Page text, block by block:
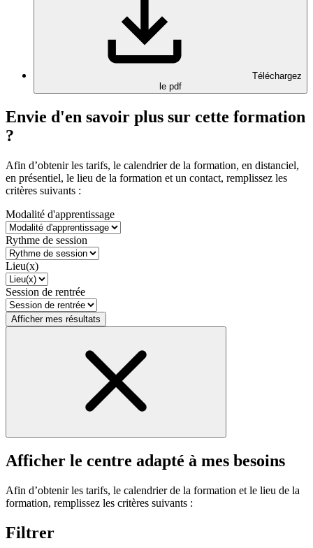
Téléchargez
le pdf
Envie d'en savoir plus sur cette formation
?
Afin d’obtenir les tarifs, le calendrier de la formation, en distanciel,
en présentiel, le lieu de la formation et un contact, remplissez les
critères suivants :
Modalité d'apprentissage
Rythme de session
Lieu(x)
Session de rentrée
Afficher mes résultats
Afficher le centre adapté à mes besoins
Afin d’obtenir les tarifs, le calendrier de la formation et le lieu de la
formation, remplissez les critères suivants :
Filtrer